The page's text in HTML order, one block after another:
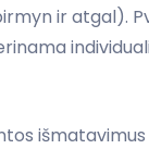
ir atgal).